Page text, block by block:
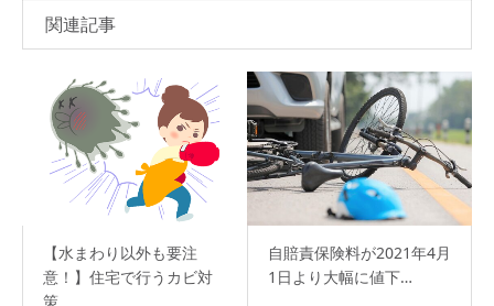
関連記事
【水まわり以外も要注
意！】住宅で行うカビ対
策
自賠責保険料が2021年4月
1日より大幅に値下…